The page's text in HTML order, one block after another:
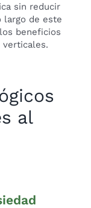
sin reducir
largo de este
beneficios
verticales.
al